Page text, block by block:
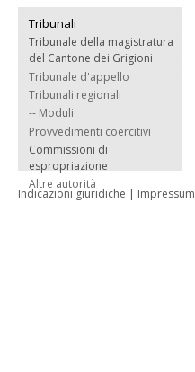
Tribunali
Tribunale della magistratura
del Cantone dei Grigioni
Tribunale d'appello
Tribunali regionali
-- Moduli
Provvedimenti coercitivi
Commissioni di
espropriazione
Altre autorità
Indicazioni giuridiche | Impressum